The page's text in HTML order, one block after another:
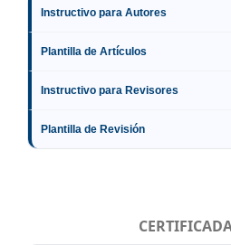
Instructivo para Autores
Plantilla de Artículos
Instructivo para Revisores
Plantilla de Revisión